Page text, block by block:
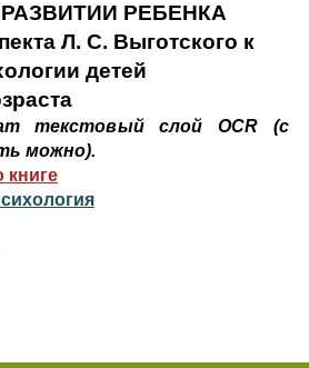
РЕБЕНКА
Л. С. Выготского к
детей
текстовый слой OCR (с
можно).
книге